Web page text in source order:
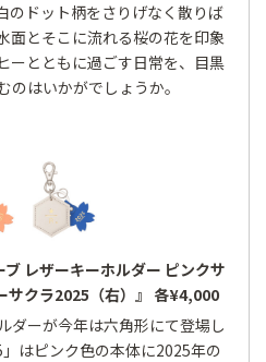
のドット柄をさりげなく散りば
面とそこに流れる桜の花を印象
ーとともに過ごす日常を、目黒
はいかがでしょうか。
レザーキーホルダー ピンクサ
サクラ2025（右）』 各¥4,000
ダーが今年は六角形にて登場し
はピンク色の本体に2025年の